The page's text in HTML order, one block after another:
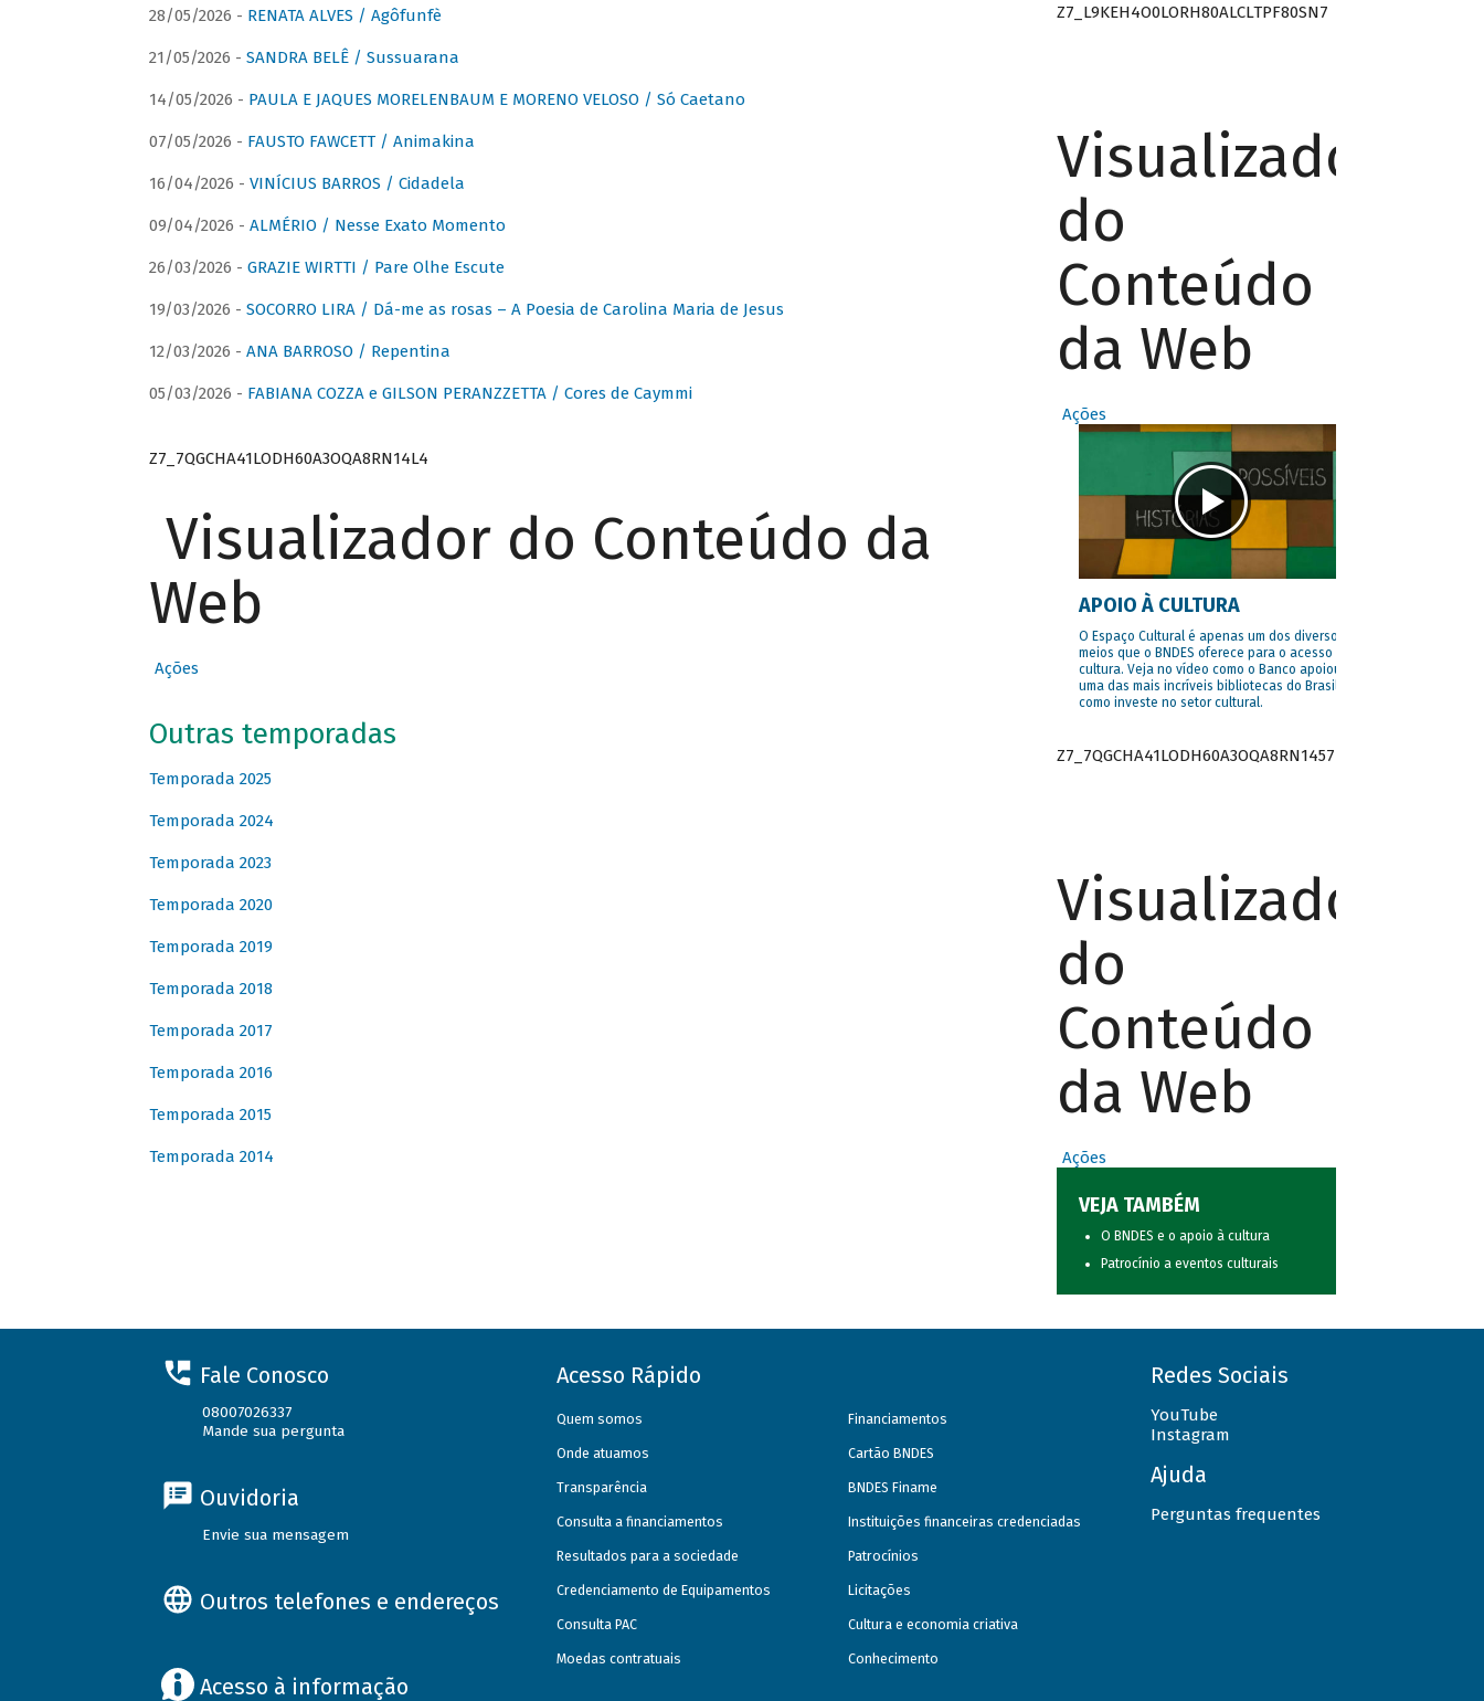
28/05/2026 - RENATA ALVES / Agôfunfè
21/05/2026 - SANDRA BELÊ / Sussuarana
14/05/2026 - PAULA E JAQUES MORELENBAUM E MORENO VELOSO / Só Caetano
07/05/2026 - FAUSTO FAWCETT / Animakina
16/04/2026 - VINÍCIUS BARROS / Cidadela
09/04/2026 - ALMÉRIO / Nesse Exato Momento
26/03/2026 - GRAZIE WIRTTI / Pare Olhe Escute
19/03/2026 - SOCORRO LIRA / Dá-me as rosas – A Poesia de Carolina Maria de Jesus
12/03/2026 - ANA BARROSO / Repentina
05/03/2026 - FABIANA COZZA e GILSON PERANZZETTA / Cores de Caymmi
Z7_7QGCHA41LODH60A3OQA8RN14L4
Visualizador do Conteúdo da
Web
Ações
Outras temporadas
Temporada 2025
Temporada 2024
Temporada 2023
Temporada 2020
Temporada 2019
Temporada 2018
Temporada 2017
Temporada 2016
Temporada 2015
Temporada 2014
Z7_L9KEH4O0LORH80ALCLTPF80SN7
Visualizador
do
Conteúdo
da Web
Ações
APOIO À CULTURA
O Espaço Cultural é apenas um dos diversos
meios que o BNDES oferece para o acesso à
cultura. Veja no vídeo como o Banco apoiou
uma das mais incríveis bibliotecas do Brasil e
como investe no setor cultural.
Z7_7QGCHA41LODH60A3OQA8RN1457
Visualizador
do
Conteúdo
da Web
Ações
VEJA TAMBÉM
O BNDES e o apoio à cultura
Patrocínio a eventos culturais
Fale Conosco
08007026337
Mande sua pergunta
Ouvidoria
Envie sua mensagem
Outros telefones e endereços
Acesso à informação
Acesso Rápido
Quem somos
Onde atuamos
Transparência
Consulta a financiamentos
Resultados para a sociedade
Credenciamento de Equipamentos
Consulta PAC
Moedas contratuais
Financiamentos
Cartão BNDES
BNDES Finame
Instituições financeiras credenciadas
Patrocínios
Licitações
Cultura e economia criativa
Conhecimento
Redes Sociais
YouTube
Instagram
Ajuda
Perguntas frequentes